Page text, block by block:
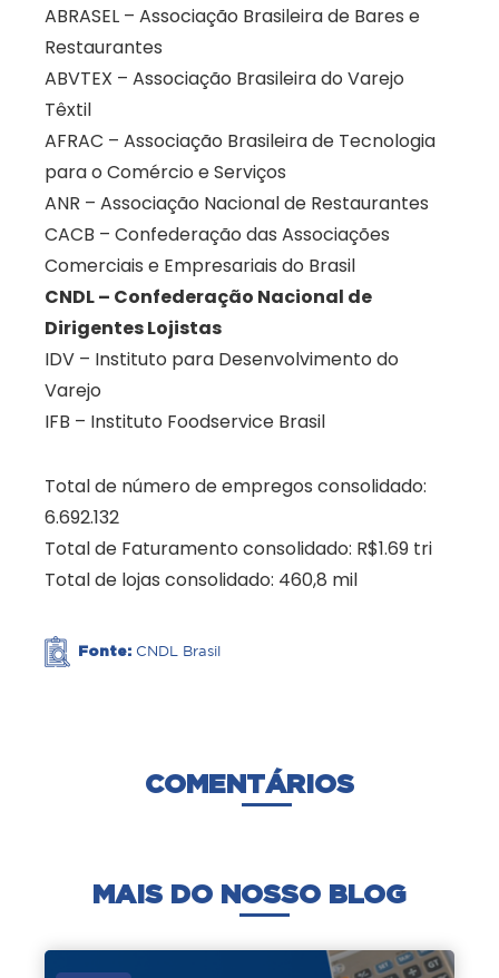
ABRASEL – Associação Brasileira de Bares e
Restaurantes
ABVTEX – Associação Brasileira do Varejo
Têxtil
AFRAC – Associação Brasileira de Tecnologia
para o Comércio e Serviços
ANR – Associação Nacional de Restaurantes
CACB – Confederação das Associações
Comerciais e Empresariais do Brasil
CNDL – Confederação Nacional de
Dirigentes Lojistas
IDV – Instituto para Desenvolvimento do
Varejo
IFB – Instituto Foodservice Brasil
Total de número de empregos consolidado:
6.692.132
Total de Faturamento consolidado: R$1.69 tri
Total de lojas consolidado: 460,8 mil
Fonte: CNDL Brasil
COMENTÁRIOS
MAIS DO NOSSO BLOG